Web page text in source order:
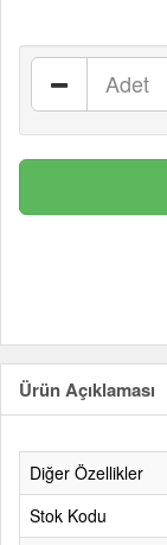
Adet
Ürün Açıklaması
Diğer Özellikler
Stok Kodu